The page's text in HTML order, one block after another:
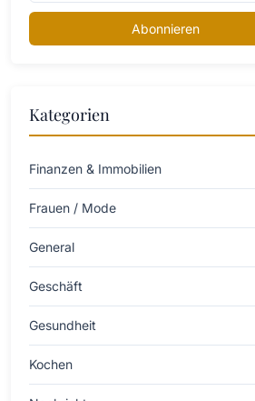
Abonnieren
Kategorien
Finanzen & Immobilien
Frauen / Mode
General
Geschäft
Gesundheit
Kochen